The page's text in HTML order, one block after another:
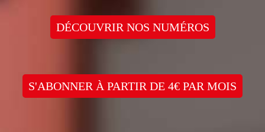
DÉCOUVRIR NOS NUMÉROS
S'ABONNER À PARTIR DE 4€ PAR MOIS